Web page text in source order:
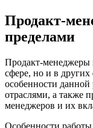
Продакт-
пределами
Продакт-менеджеры
сфере, но и в других
особенности
отраслями, а также
менеджеров и их
Особенности